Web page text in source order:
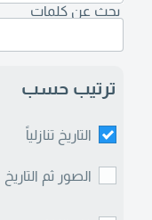
بحث عن كلمات
ترتيب حسب
التاريخ تنازلياً
الصور ثم التاريخ